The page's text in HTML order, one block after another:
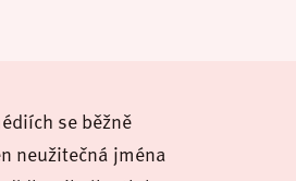
se běžně
neužitečná jména